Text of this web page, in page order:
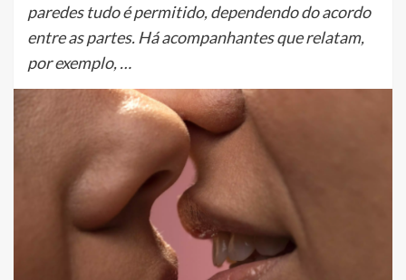
paredes tudo é permitido, dependendo do acordo
entre as partes. Há acompanhantes que relatam,
por exemplo, …